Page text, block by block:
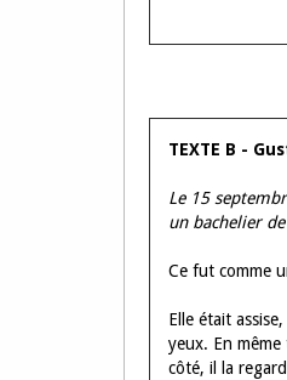
TEXTE B -
Le 15
un bachelier
Ce fut comme
Elle était
yeux. En
côté, il la